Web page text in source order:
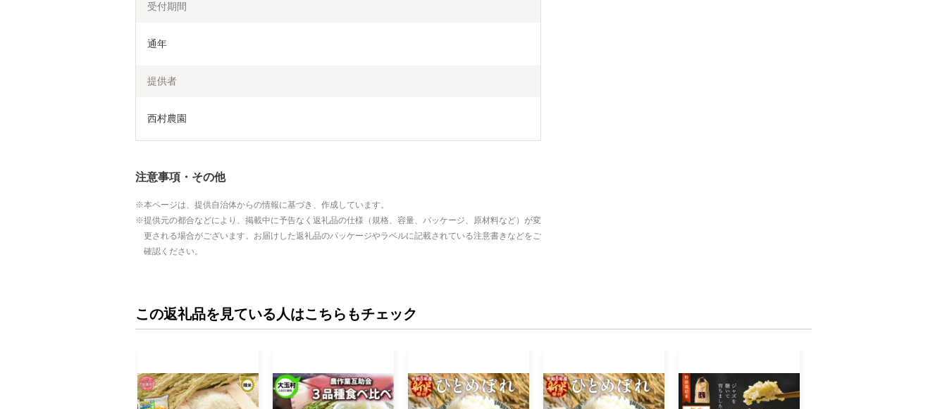
受付期間
通年
提供者
西村農園
注意事項・その他
本ページは、提供自治体からの情報に基づき、作成しています。
提供元の都合などにより、掲載中に予告なく返礼品の仕様（規格、容量、パッケージ、原材料など）が変
更される場合がございます。お届けした返礼品のパッケージやラベルに記載されている注意書きなどをご
確認ください。
この返礼品を見ている人はこちらもチェック